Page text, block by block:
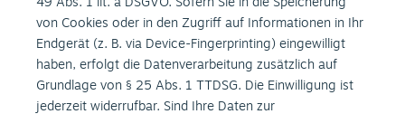
49 Abs. 1 lit. a DSGVO. Sofern Sie in die Speicherung
von Cookies oder in den Zugriff auf Informationen in Ihr
Endgerät (z. B. via Device-Fingerprinting) eingewilligt
haben, erfolgt die Datenverarbeitung zusätzlich auf
Grundlage von § 25 Abs. 1 TTDSG. Die Einwilligung ist
jederzeit widerrufbar. Sind Ihre Daten zur